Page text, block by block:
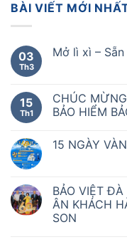
BÀI VIẾT MỚI
03
Th3
Mở lì xì –
15
Th1
CHÚC
BẢO HIỂM
15 NGÀY
BẢO VIỆT
ÂN KHÁCH
SON